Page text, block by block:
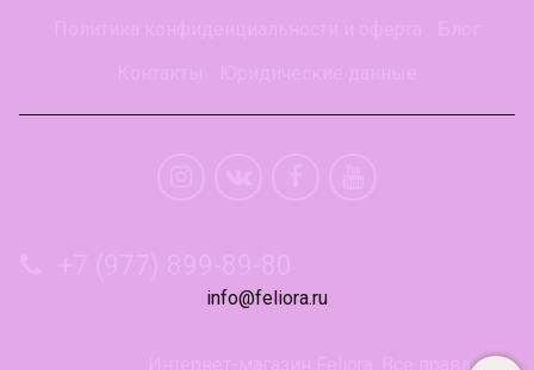
info@feliora.ru
Интернет-магазин Feliora. Все права